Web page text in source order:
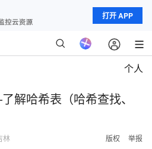
打开 APP
个人
哈希表（哈希查找、
林 版权 举报